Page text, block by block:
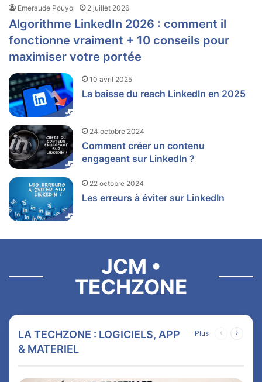
Emeraude Pouyol 2 juillet 2026
Algorithme LinkedIn 2026 : comment il
fonctionne vraiment + 10 conseils pour
maximiser votre portée
10 avril 2025
La baisse du reach LinkedIn en 2025
24 octobre 2024
Comment créer un contenu
engageant sur LinkedIn ?
22 octobre 2024
Les erreurs à éviter sur LinkedIn
JCM •
TECHZONE
LA TECHZONE : LOGICIELS, APP
& MATERIEL
Plus
Page